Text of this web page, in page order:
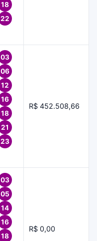
18
22
03
06
12
16
18
21
23
R$ 452.508,66
03
05
14
16
18
R$ 0,00